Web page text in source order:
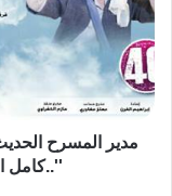
''..كامل